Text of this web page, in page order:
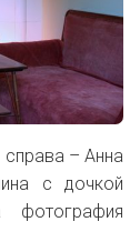
справа – Анна
с дочкой